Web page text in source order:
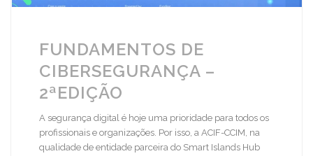
FUNDAMENTOS DE
CIBERSEGURANÇA –
2ªEDIÇÃO
A segurança digital é hoje uma prioridade para todos os
profissionais e organizações. Por isso, a ACIF-CCIM, na
qualidade de entidade parceira do Smart Islands Hub